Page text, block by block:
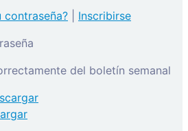
contraseña?
Inscribirse
del boletín semanal